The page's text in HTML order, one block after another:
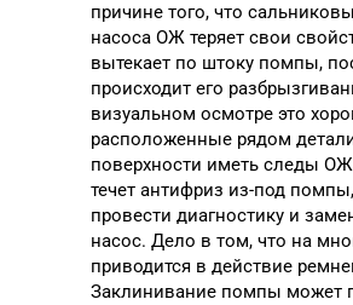
причине того, что
насоса ОЖ теряет свои
вытекает по штоку помпы,
происходит его
визуальном осмотре это
расположенные рядом
поверхности иметь следы
течет антифриз из-под
провести диагностику и
насос. Дело в том, что на
приводится в действие
Заклинивание помпы может